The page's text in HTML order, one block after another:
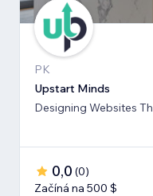
PK
Upstart Minds
Designing Websites
0,0 (0)
Začíná na 500 $